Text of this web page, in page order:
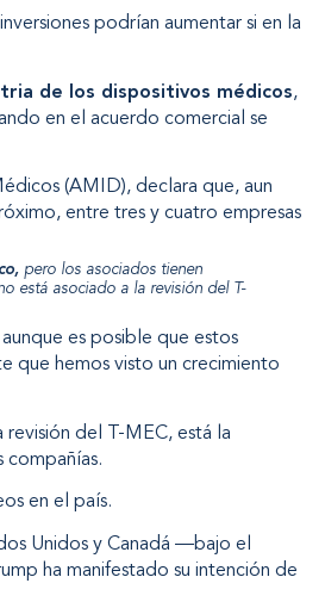
podrían aumentar si en la
de los dispositivos médicos,
en el acuerdo comercial se
(AMID), declara que, aun
entre tres y cuatro empresas
pero los asociados tienen
está asociado a la revisión del T-
es posible que estos
que hemos visto un crecimiento
revisión del T-MEC, está la
compañías.
en el país.
Unidos y Canadá —bajo el
ha manifestado su intención de